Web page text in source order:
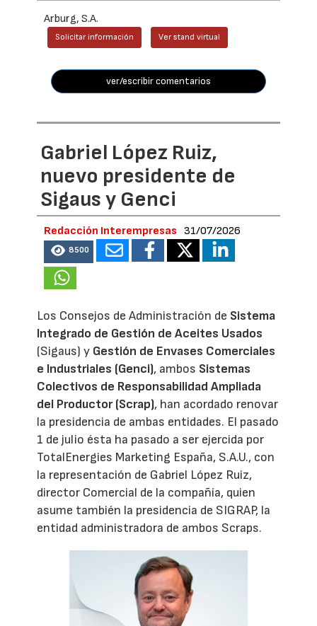
Arburg, S.A.
Solicitar información Ver stand virtual
ver/escribir comentarios
Gabriel López Ruiz,
nuevo presidente de
Sigaus y Genci
Redacción Interempresas 31/07/2026
8500
Los Consejos de Administración de Sistema
Integrado de Gestión de Aceites Usados
(Sigaus) y Gestión de Envases Comerciales
e Industriales (Genci), ambos Sistemas
Colectivos de Responsabilidad Ampliada
del Productor (Scrap), han acordado renovar
la presidencia de ambas entidades. El pasado
1 de julio ésta ha pasado a ser ejercida por
TotalEnergies Marketing España, S.A.U., con
la representación de Gabriel López Ruiz,
director Comercial de la compañía, quien
asume también la presidencia de SIGRAP, la
entidad administradora de ambos Scraps.